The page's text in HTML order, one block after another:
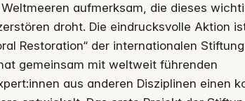
aufmerksam, die dieses
droht. Die eindrucksvolle Aktion
Restoration“ der internationalen
gemeinsam mit weltweit führenden
aus anderen Disziplinen einen